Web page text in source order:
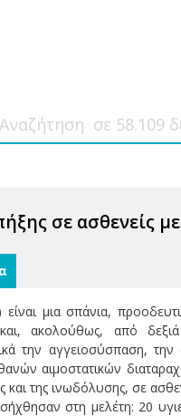
σε ασθενείς
μια σπάνια,
ακολούθως, από
την αγγειοσύσπαση,
αιμοστατικών
και της ινωδόλυσης, σε
στη μελέτη: 20